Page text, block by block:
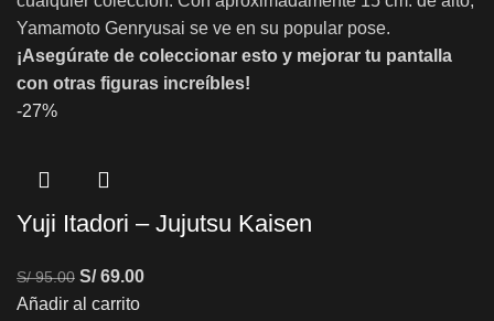
Yamamoto Genryusai se ve en su popular pose.
¡Asegúrate de coleccionar esto y mejorar tu pantalla
con otras figuras increíbles!
-27%
Yuji Itadori – Jujutsu Kaisen
S/95.00 S/69.00
Añadir al carrito